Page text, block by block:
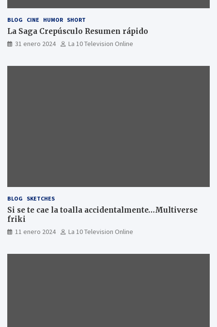
BLOG CINE HUMOR SHORT
La Saga Crepúsculo Resumen rápido
31 enero 2024 La 10 Television Online
BLOG SKETCHES
Si se te cae la toalla accidentalmente…Multiverse
friki
11 enero 2024 La 10 Television Online